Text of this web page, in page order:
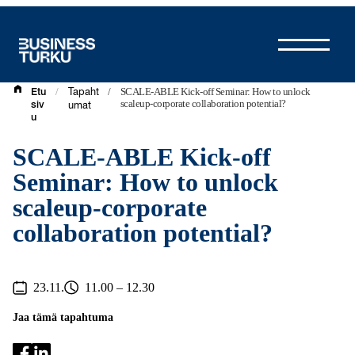
Etu
siv
u
/
Tapaht
umat
/
SCALE-ABLE Kick-off Seminar: How to unlock
scaleup-corporate collaboration potential?
SCALE-ABLE Kick-off
Seminar: How to unlock
scaleup-corporate
collaboration potential?
23.11. 11.00 – 12.30
Jaa tämä tapahtuma